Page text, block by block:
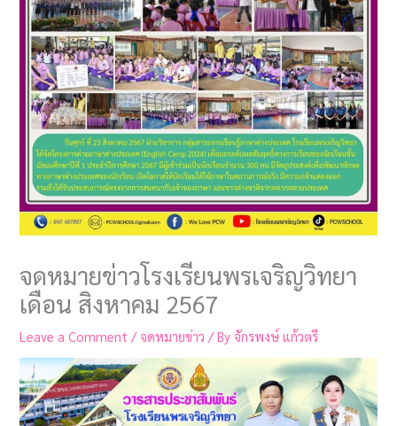
จดหมายข่าวโรงเรียนพรเจริญวิทยา
เดือน สิงหาคม 2567
Leave a Comment / จดหมายข่าว / By จักรพงษ์ แก้วตรี